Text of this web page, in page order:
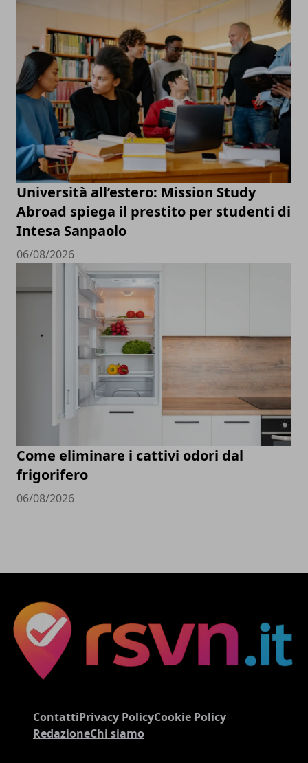
Università all’estero: Mission Study
Abroad spiega il prestito per studenti di
Intesa Sanpaolo
06/08/2026
Come eliminare i cattivi odori dal
frigorifero
06/08/2026
ContattiPrivacy PolicyCookie Policy
RedazioneChi siamo